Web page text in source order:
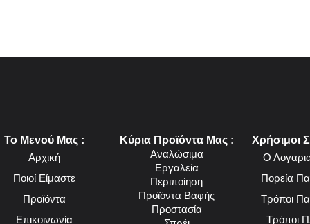
Το Μενού Μας :
Αρχική
Ποιοί Είμαστε
Προϊόντα
Επικοινωνία
Κύρια Προϊόντα Μας :
Αναλώσιμα
Εργαλεία
Περιποίηση
Προϊόντα Βαφής
Προστασία
Χρήσιμοι
Ο
Πορεία
Τρόποι
Τρόποι